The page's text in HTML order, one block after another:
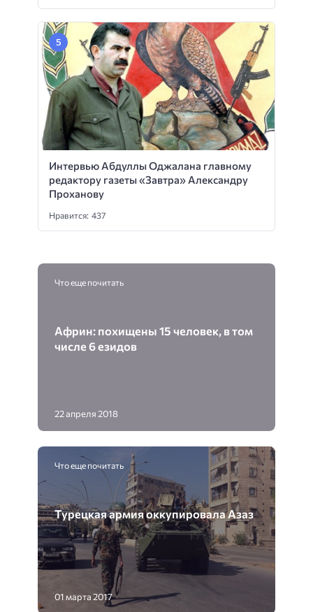
Интервью Абдуллы Оджалана главному
редактору газеты «Завтра» Александру
Проханову
Нравится: 437
Что еще почитать
Африн: похищены 15 человек, в том
числе 6 езидов
22 апреля 2018
Что еще почитать
Турецкая армия оккупировала Азаз
01 марта 2017